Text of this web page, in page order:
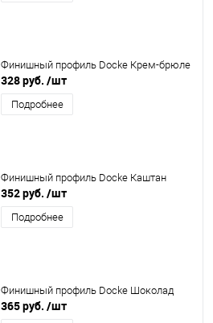
Финишный профиль Docke Крем-брюле
328 руб. /шт
Подробнее
Финишный профиль Docke Каштан
352 руб. /шт
Подробнее
Финишный профиль Docke Шоколад
365 руб. /шт